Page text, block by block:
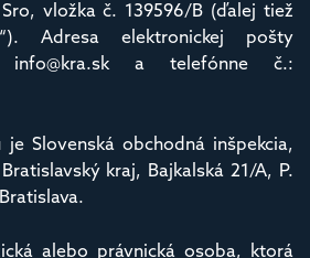
vložka č. 139596/B (ďalej tiež
Adresa elektronickej pošty
info@kra.sk a telefónne č.:
Slovenská obchodná inšpekcia,
kraj, Bajkalská 21/A, P.
alebo právnická osoba, ktorá